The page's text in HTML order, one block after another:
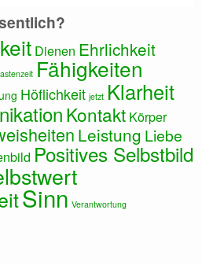
Dienen Ehrlichkeit
Fähigkeiten
Höflichkeit jetzt Klarheit
Kontakt Körper
Leistung Liebe
Positives Selbstbild
Sinn Verantwortung